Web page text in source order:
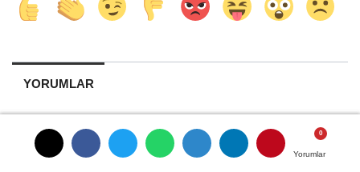
Yorumlar
Yorumlar
Yorumlar
YORUMLAR